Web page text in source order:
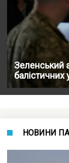
Зеленський
НОВИНИ